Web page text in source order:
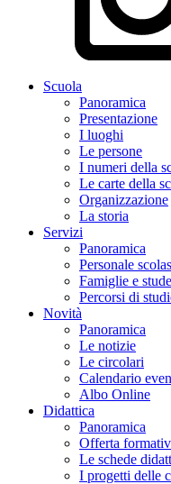
Scuola
Panoramica
Presentazione
I luoghi
Le persone
I numeri della
Le carte della
Organizzazione
La storia
Servizi
Panoramica
Personale
Famiglie e
Percorsi di
Novità
Panoramica
Le notizie
Le circolari
Calendario
Albo Online
Didattica
Panoramica
Offerta
Le schede
I progetti delle